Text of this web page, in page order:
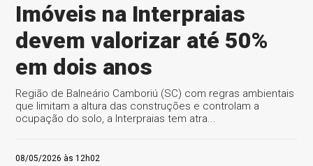
Imóveis na Interpraias
devem valorizar até 50%
em dois anos
Região de Balneário Camboriú (SC) com regras ambientais
que limitam a altura das construções e controlam a
ocupação do solo, a Interpraias tem atra...
08/05/2026 às 12h02